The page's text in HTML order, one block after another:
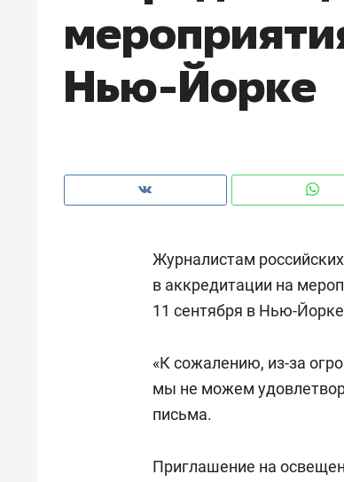
Нью-Йорке
Журналистам
в аккредитации на
11 сентября в Нью-
«К сожалению, из-за
мы не можем
письма.
Приглашение на
рынки, почему надо знать
чем интересен Оман?
строят тишину в казанском
ЖК «Заря»